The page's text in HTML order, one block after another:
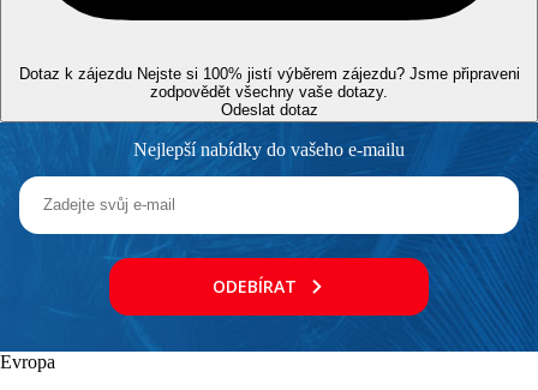
Dotaz k zájezdu Nejste si 100% jistí výběrem zájezdu? Jsme připraveni
zodpovědět všechny vaše dotazy.
Odeslat dotaz
Nejlepší nabídky do vašeho e-mailu
ODEBÍRAT
Evropa